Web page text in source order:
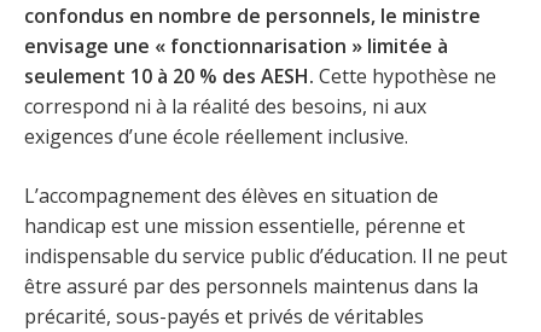
confondus en nombre de personnels, le ministre
envisage une « fonctionnarisation » limitée à
seulement 10 à 20 % des AESH. Cette hypothèse ne
correspond ni à la réalité des besoins, ni aux
exigences d’une école réellement inclusive.
L’accompagnement des élèves en situation de
handicap est une mission essentielle, pérenne et
indispensable du service public d’éducation. Il ne peut
être assuré par des personnels maintenus dans la
précarité, sous-payés et privés de véritables